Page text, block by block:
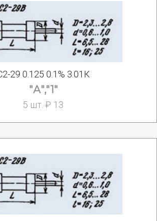
29 0.125 0.1% 3.01К
"А","1"
5 шт. ₽ 13